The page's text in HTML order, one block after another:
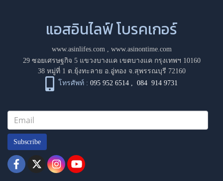
แอสอินไลฟ์ โบรคเกอร์
www.asinlifes.com, www.asinontime.com
29 ซอยเศรษฐกิจ 5 แขวงบางแค เขตบางแค กรุงเทพฯ 10160
38 หมู่ที่ 1 ต.ยุ้งทะลาย อ.อู่ทอง จ.สุพรรณบุรี 72160
โทรศัพท์ : 095 952 6514 ,084 914 9731
Subscribe